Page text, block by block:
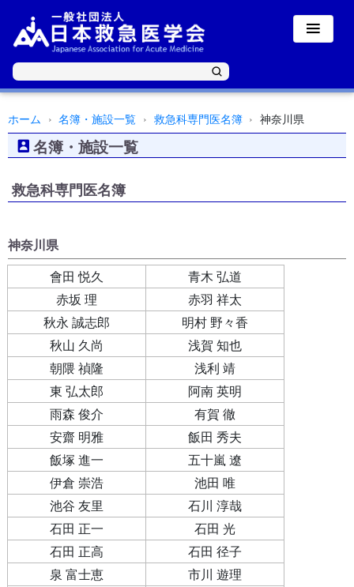
ホーム 名簿・施設一覧 救急科専門医名簿 神奈川県
名簿・施設一覧
救急科専門医名簿
神奈川県
會田 悦久
青木 弘道
赤坂 理
赤羽 祥太
秋永 誠志郎
明村 野々香
秋山 久尚
浅賀 知也
朝隈 禎隆
浅利 靖
東 弘太郎
阿南 英明
雨森 俊介
有賀 徹
安齋 明雅
飯田 秀夫
飯塚 進一
五十嵐 遼
伊倉 崇浩
池田 唯
池谷 友里
石川 淳哉
石田 正一
石田 光
石田 正高
石田 径子
泉 富士恵
市川 遊理